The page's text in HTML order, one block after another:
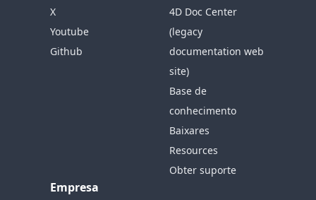
X
Youtube
Github
4D Doc Center
(legacy
documentation web
site)
Base de
conhecimento
Baixares
Resources
Obter suporte
Empresa